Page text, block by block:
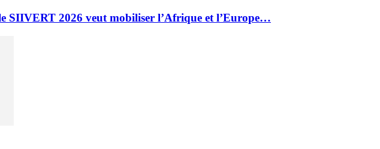
SIIVERT 2026 veut mobiliser l’Afrique et l’Europe…